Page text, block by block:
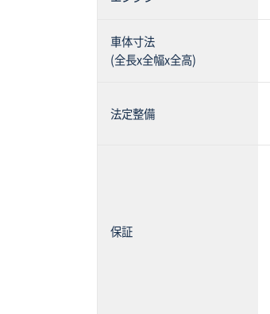
車体寸法
(全長x全幅x全高)
法定整備
保証